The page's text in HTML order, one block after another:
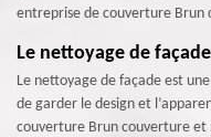
entreprise de couverture Brun
Le nettoyage de
Le nettoyage de façade est
de garder le design et
couverture Brun couverture et